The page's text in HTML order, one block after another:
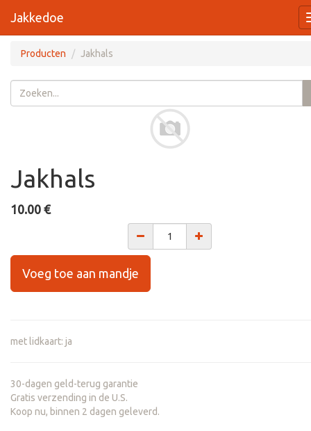
Jakkedoe
Producten Jakhals
Jakhals
10.00 €
Voeg toe aan mandje
met lidkaart: ja
30-dagen geld-terug garantie
Gratis verzending in de U.S.
Koop nu, binnen 2 dagen geleverd.